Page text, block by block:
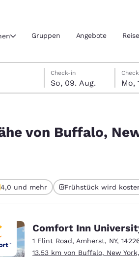
Region und Standort
und Südamerika
América Latina Latin
Canada
Français Español
Gruppen Angebote
Sonntag, 9. August
Check-in
So, 09. Aug.
Montag, 10. August
Mo,
Montag, 10. August Check-
Sonntag, 9. August Check-
von Buffalo,
ausgewählt
4,0 und mehr Frühstück wird
Comfort Inn
1 Flint Road, Amherst, NY,
13.53 km von Buffalo, New